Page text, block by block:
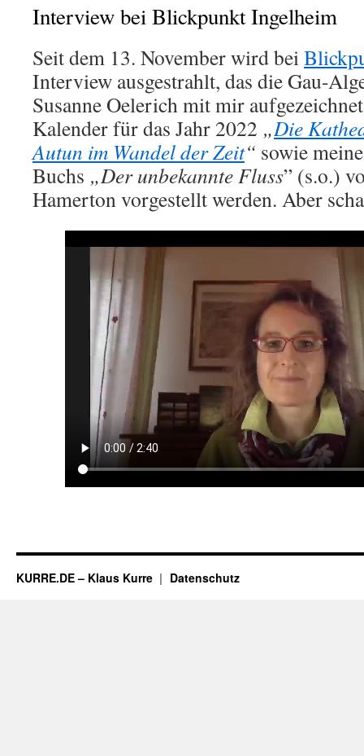
Interview bei Blickpunkt Ingelheim
Seit dem 13. November wird bei
Interview ausgestrahlt, das die Gau-
Susanne Oelerich mit mir
Kalender für das Jahr 2022 „Die
Autun im Wandel der Zeit“ sowie
Buchs „Der unbekannte Fluss” (s.o.)
Hamerton vorgestellt werden. Aber
KURRE.DE – Klaus Kurre Datenschutz